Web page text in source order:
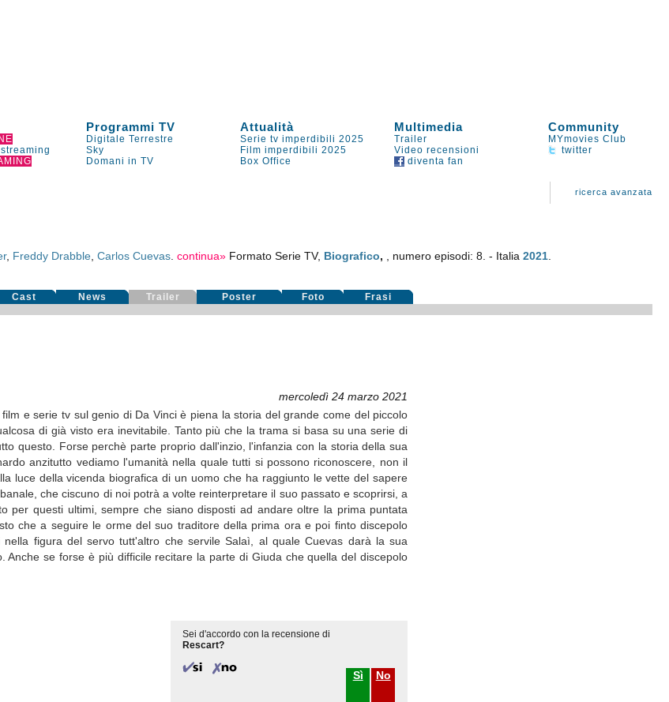
Programmi TV Attualità Multimedia Community
Digitale Terrestre Serie tv imperdibili 2025 Trailer
MYmovies Club
Sky Film imperdibili 2025 Video recensioni
twitter
Domani in TV Box Office diventa fan
ricerca avanzata
, Freddy Drabble ,Carlos Cuevas .continua» Formato Serie TV, Biografico, , numero episodi: 8. - Italia2021
Cast News Trailer Poster Foto Frasi
mercoledì 24 marzo 2021
e serie tv sul genio di Da Vinci è piena la storia del grande come del piccolo
di già visto era inevitabile. Tanto più che la trama si basa su una serie di
questo. Forse perchè parte proprio dall'inzio, l'infanzia con la storia della sua
anzitutto vediamo l'umanità nella quale tutti si possono riconoscere, non il
luce della vicenda biografica di un uomo che ha raggiunto le vette del sapere
che ciscuno di noi potrà a volte reinterpretare il suo passato e scoprirsi, a
per questi ultimi, sempre che siano disposti ad andare oltre la prima puntata
che a seguire le orme del suo traditore della prima ora e poi finto discepolo
figura del servo tutt'altro che servile Salaì, al quale Cuevas darà la sua
se forse è più difficile recitare la parte di Giuda che quella del discepolo
Sei d'accordo con la recensione di
Rescart?
Sì No